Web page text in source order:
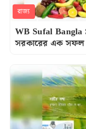
রাজ্য
WB Sufal Bangla
সরকারের এক সফল